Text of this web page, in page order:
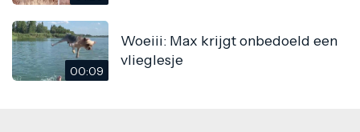
00:09
Woeiii: Max krijgt onbedoeld een
vlieglesje